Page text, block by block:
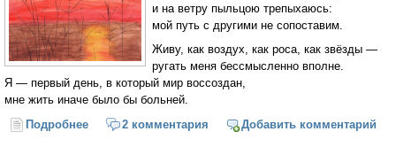
и на ветру пыльцою трепыхаюсь:
мой путь с другими не сопоставим.
Живу, как воздух, как роса, как звёзды —
ругать меня бессмысленно вполне.
Я — первый день, в который мир воссоздан,
мне жить иначе было бы больней.
Подробнее о Первый день
2 комментария Добавить комментарий